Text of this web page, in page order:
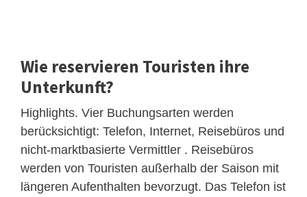
Wie reservieren Touristen ihre
Unterkunft?
Highlights. Vier Buchungsarten werden
berücksichtigt: Telefon, Internet, Reisebüros und
nicht-marktbasierte Vermittler . Reisebüros
werden von Touristen außerhalb der Saison mit
längeren Aufenthalten bevorzugt. Das Telefon ist